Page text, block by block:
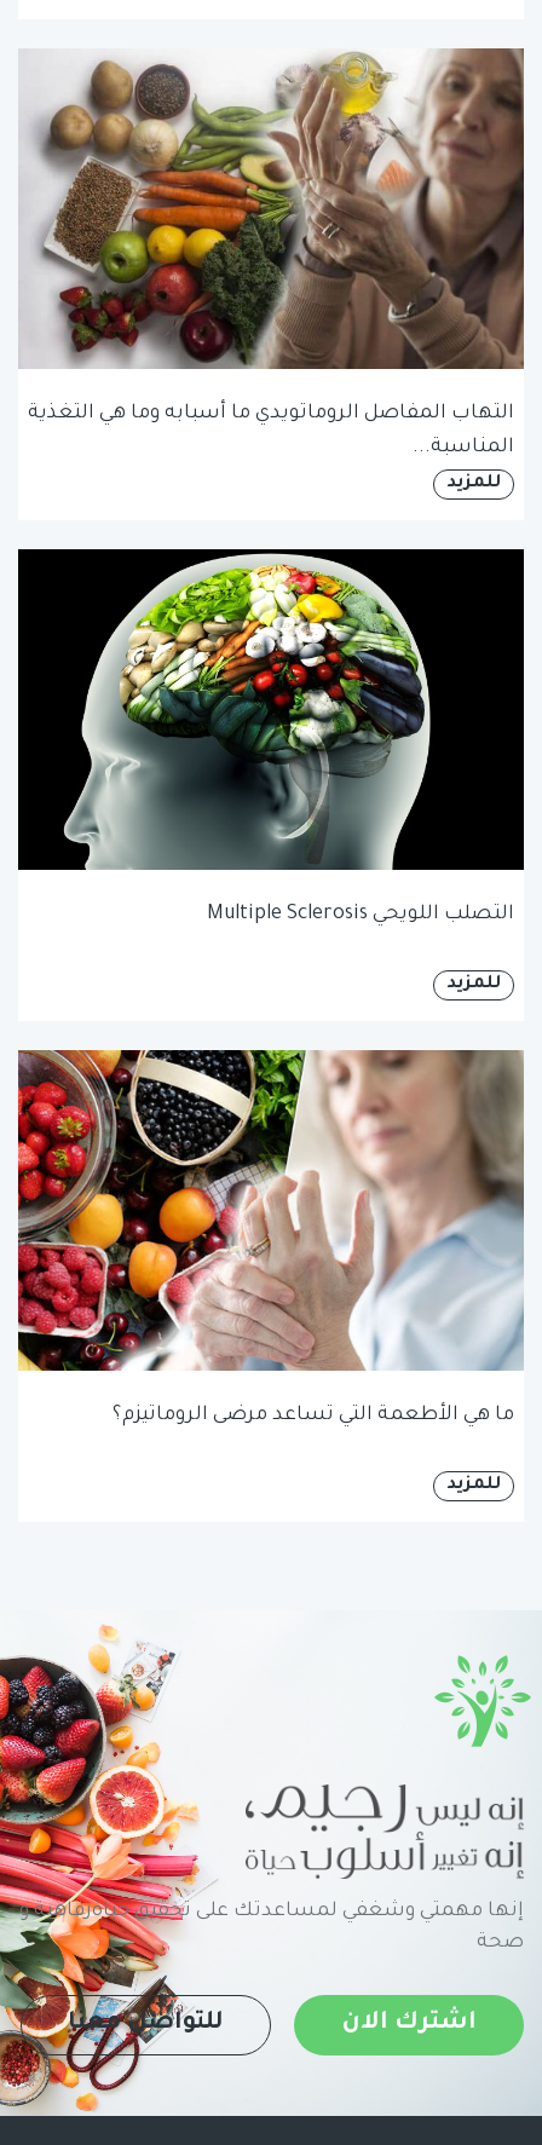
التهاب المفاصل الروماتويدي ما أسبابه وما هي التغذية
المناسبة...
للمزيد
التصلب اللويحي Multiple Sclerosis
للمزيد
ما هي الأطعمة التي تساعد مرضى الروماتيزم؟
للمزيد
إنها مهمتي وشغفي لمساعدتك على تحقيق حياةرفاهية و
صحة
اشترك الان للتواصل معنا